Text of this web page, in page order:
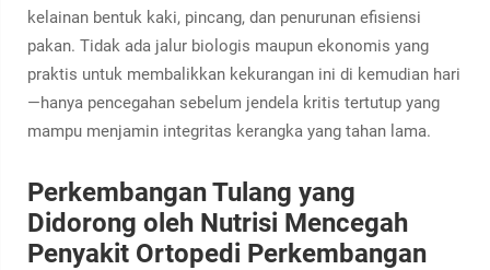
kelainan bentuk kaki, pincang, dan penurunan efisiensi
pakan. Tidak ada jalur biologis maupun ekonomis yang
praktis untuk membalikkan kekurangan ini di kemudian hari
—hanya pencegahan sebelum jendela kritis tertutup yang
mampu menjamin integritas kerangka yang tahan lama.
Perkembangan Tulang yang
Didorong oleh Nutrisi Mencegah
Penyakit Ortopedi Perkembangan